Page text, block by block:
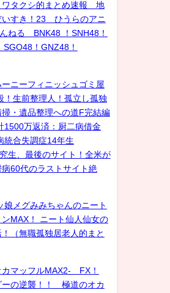
タクシ的まとめ速報 地
いすき！23 ひうらのアニ
ねる BNK48 ！SNH48！
！GNZ48！
ニーフィニッシュゴミ屋
！生前整理人！孤立し孤独
・遺品整理への道F完結編
1500万返済：厨二病借金
統合失調症14年生
生、最後のサイト！全米が
60代のラストサイト絶
娘メグみみちゃんのニート
MAX！ ニート仙人仙女の
（無職孤独居老人的まと
カマッフルMAX2- FX！
ーの逆襲！！ 極道のオカ